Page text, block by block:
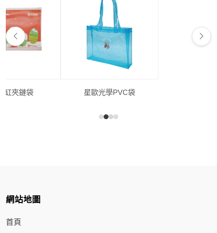
星歐光學PVC袋
網站地圖
首頁